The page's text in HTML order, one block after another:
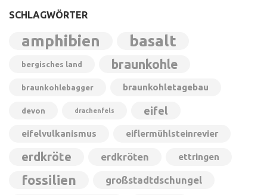
SCHLAGWÖRTER
amphibien basalt
bergisches land braunkohle
braunkohlebagger braunkohletagebau
devon drachenfels eifel
eifelvulkanismus eiflermühlsteinrevier
erdkröte erdkröten ettringen
fossilien großstadtdschungel